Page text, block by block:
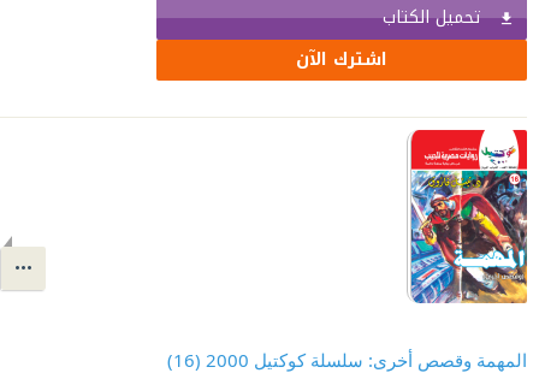
تحميل الكتاب
اشترك الآن
المهمة وقصص أخرى: سلسلة كوكتيل 2000 (16)